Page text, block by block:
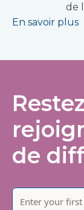
de
En savoir plus
de